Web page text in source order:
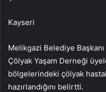
Kayseri
Melikgazi Belediye
Çölyak Yaşam Derneği
bölgelerindeki çölyak
hazırlandığını belirtti.